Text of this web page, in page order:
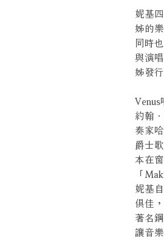
妮基
姊的
同時
與演
姊發
約翰
奏家
爵士
本在
「
妮基
俱佳
著名
讓音